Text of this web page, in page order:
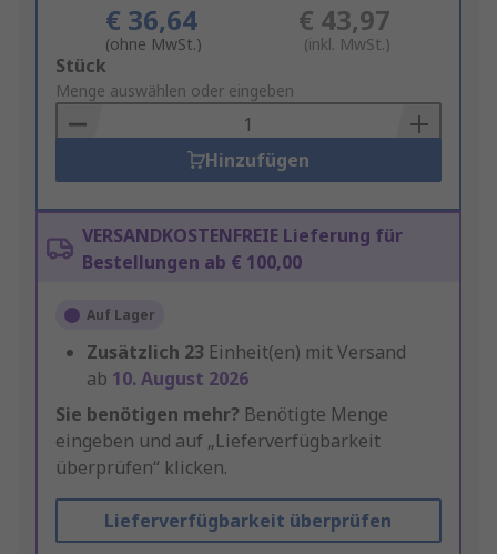
€ 36,64
(ohne MwSt.)
€ 43,97
(inkl. MwSt.)
Add
to
Basket
Stück
Menge auswählen oder eingeben
Hinzufügen
VERSANDKOSTENFREIE Lieferung für
Bestellungen ab € 100,00
Auf Lager
Zusätzlich 23 Einheit(en) mit Versand
ab 10. August 2026
Sie benötigen mehr? Benötigte Menge
eingeben und auf „Lieferverfügbarkeit
überprüfen“ klicken.
Lieferverfügbarkeit überprüfen